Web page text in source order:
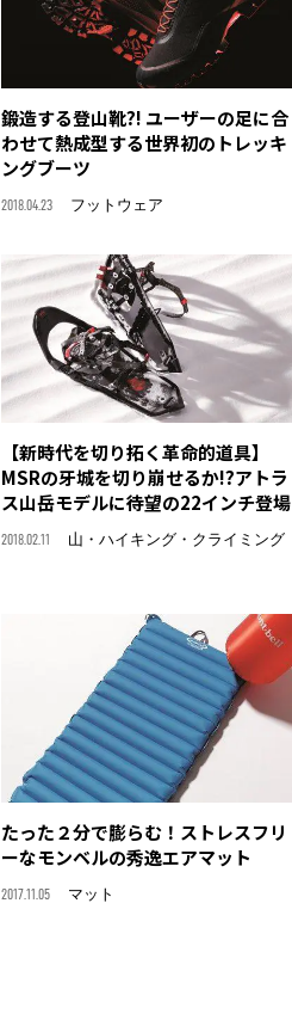
鍛造する登山靴?! ユーザーの足に合
わせて熱成型する世界初のトレッキ
ングブーツ
2018.04.23 フットウェア
【新時代を切り拓く革命的道具】
MSRの牙城を切り崩せるか!?アトラ
ス山岳モデルに待望の22インチ登場
2018.02.11 山・ハイキング・クライミング
たった２分で膨らむ！ストレスフリ
ーなモンベルの秀逸エアマット
2017.11.05 マット